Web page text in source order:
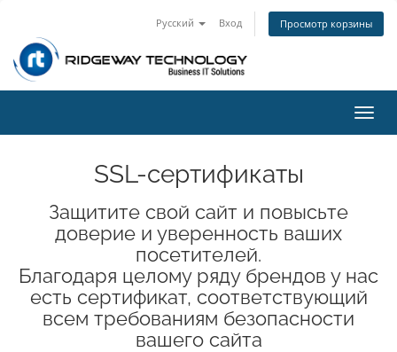
Русский Вход Просмотр корзины
SSL-сертификаты
Защитите свой сайт и повысьте
доверие и уверенность ваших
посетителей.
Благодаря целому ряду брендов у нас
есть сертификат, соответствующий
всем требованиям безопасности
вашего сайта